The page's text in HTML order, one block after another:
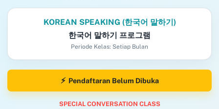
KOREAN SPEAKING (한국어 말하기)
한국어 말하기 프로그램
Periode Kelas: Setiap Bulan
Pendaftaran Belum Dibuka
SPECIAL CONVERSATION CLASS